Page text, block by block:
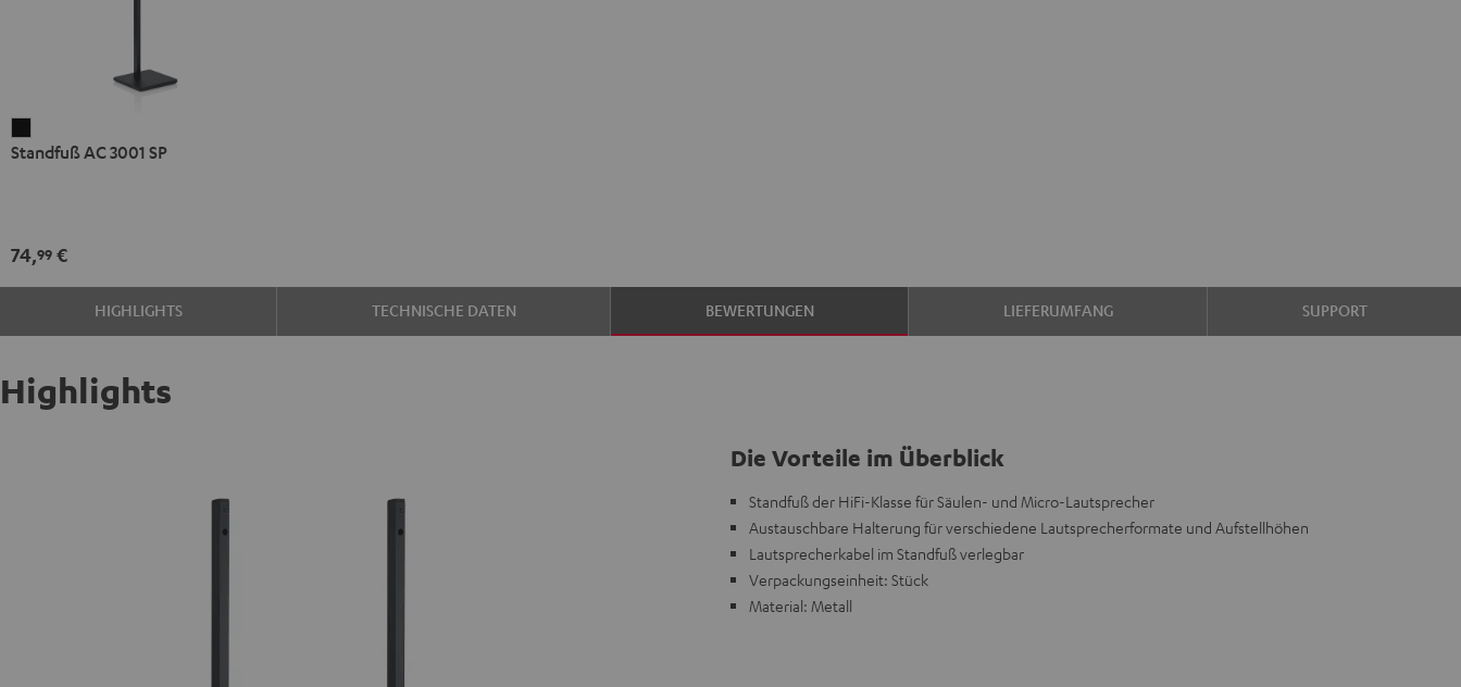
AC
Standfuß AC 3001 SP
74,99 €
HIGHLIGHTS TECHNISCHE DATEN BEWERTUNGEN LIEFERUMFANG SUPPORT
Highlights
Die Vorteile im Überblick
Standfuß der HiFi-Klasse für Säulen- und Micro-Lautsprecher
Austauschbare Halterung für verschiedene Lautsprecherformate und Aufstellhöhen
Lautsprecherkabel im Standfuß verlegbar
Verpackungseinheit: Stück
Material: Metall